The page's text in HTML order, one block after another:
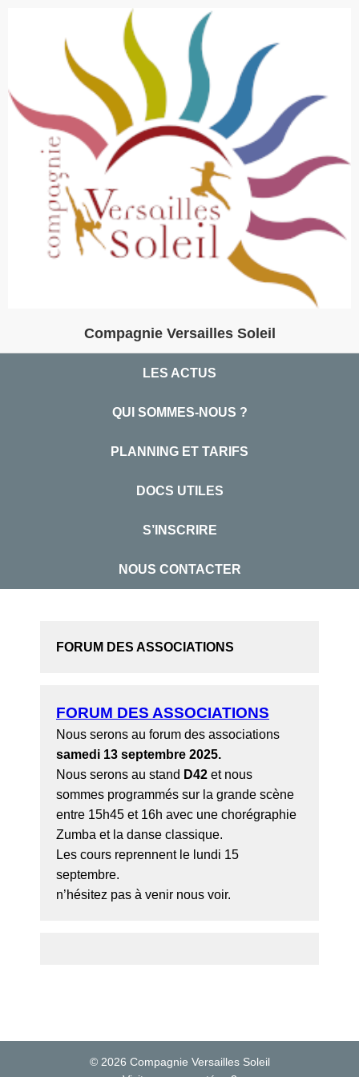
Compagnie Versailles Soleil
LES ACTUS
QUI SOMMES-NOUS ?
PLANNING ET TARIFS
DOCS UTILES
S’INSCRIRE
NOUS CONTACTER
FORUM DES ASSOCIATIONS
FORUM DES ASSOCIATIONS
Nous serons au forum des associations
samedi 13 septembre 2025.
Nous serons au stand D42 et nous
sommes programmés sur la grande scène
entre 15h45 et 16h avec une chorégraphie
Zumba et la danse classique.
Les cours reprennent le lundi 15
septembre.
n’hésitez pas à venir nous voir.
© 2026 Compagnie Versailles Soleil